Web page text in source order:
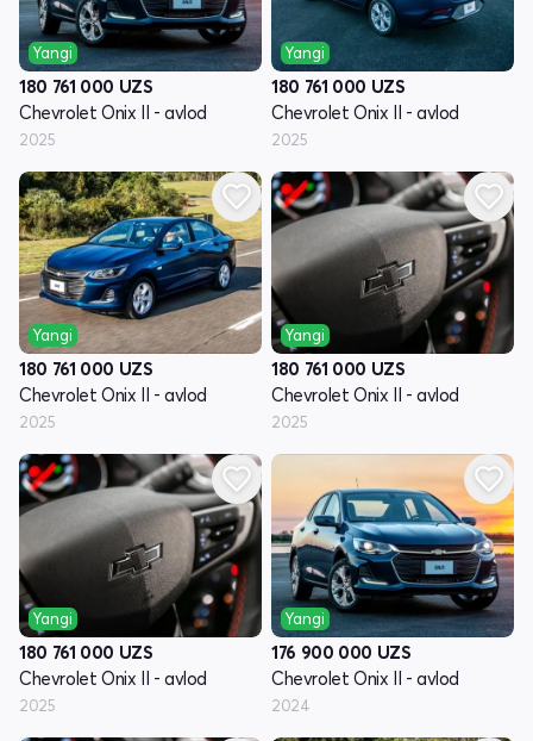
Yangi
180 761 000 UZS
Chevrolet Onix II - avlod
2025
Yangi
180 761 000 UZS
Chevrolet Onix II - avlod
2025
Yangi
180 761 000 UZS
Chevrolet Onix II - avlod
2025
Yangi
180 761 000 UZS
Chevrolet Onix II - avlod
2025
Yangi
180 761 000 UZS
Chevrolet Onix II - avlod
2025
Yangi
176 900 000 UZS
Chevrolet Onix II - avlod
2024